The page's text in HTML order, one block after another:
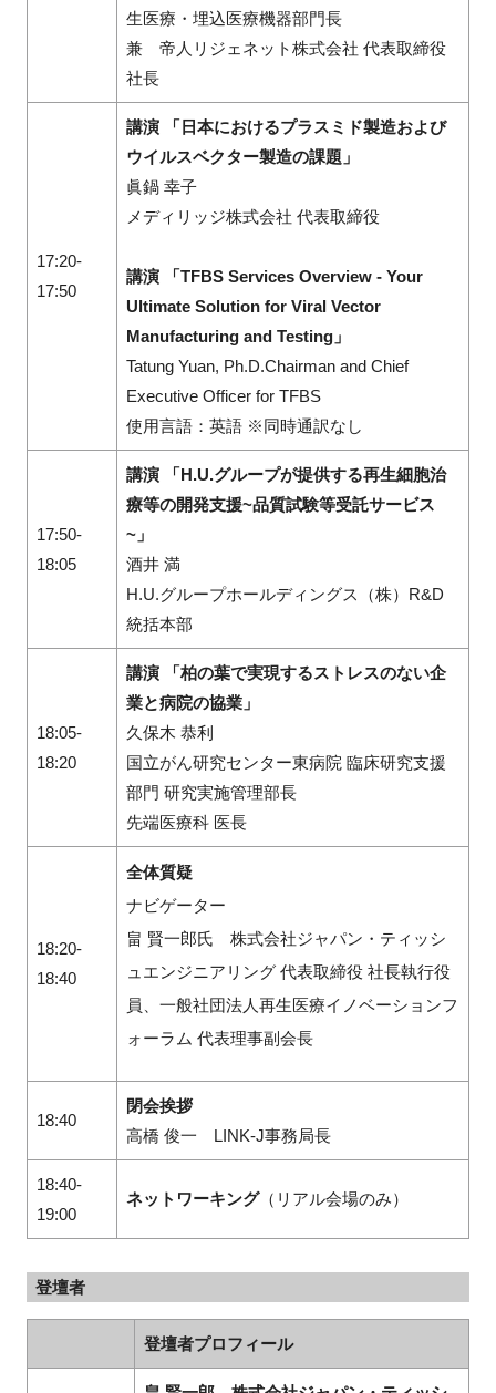
生医療・埋込医療機器部門長
兼 帝人リジェネット株式会社 代表取締役
社長
17:20-
17:50
講演 「日本におけるプラスミド製造および
ウイルスベクター製造の課題」
眞鍋 幸子
メディリッジ株式会社 代表取締役
講演 「TFBS Services Overview - Your
Ultimate Solution for Viral Vector
Manufacturing and Testing」
Tatung Yuan, Ph.D.Chairman and Chief
Executive Officer for TFBS
使用言語：英語 ※同時通訳なし
17:50-
18:05
講演 「H.U.グループが提供する再生細胞治
療等の開発支援~品質試験等受託サービス
~」
酒井 満
H.U.グループホールディングス（株）R&D
統括本部
18:05-
18:20
講演 「柏の葉で実現するストレスのない企
業と病院の協業」
久保木 恭利
国立がん研究センター東病院 臨床研究支援
部門 研究実施管理部長
先端医療科 医長
18:20-
18:40
全体質疑
ナビゲーター
畠 賢一郎氏 株式会社ジャパン・ティッシ
ュエンジニアリング 代表取締役 社長執行役
員、一般社団法人再生医療イノベーションフ
ォーラム 代表理事副会長
18:40
閉会挨拶
高橋 俊一 LINK-J事務局長
18:40-
19:00
ネットワーキング（リアル会場のみ）
登壇者
登壇者プロフィール